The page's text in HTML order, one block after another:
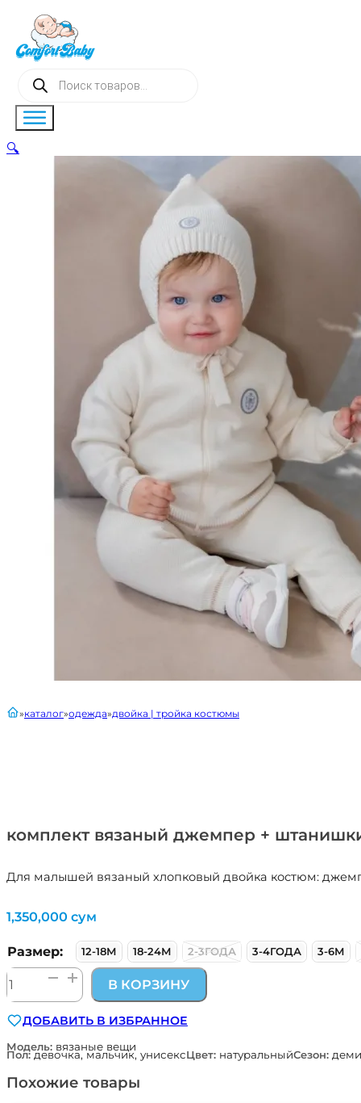
Поиск
товаров
комплект вязаный джемпер +
Для малышей вязаный хлопковый двойка костюм:
главнаякаталог одежда двойка | тройка костюмы
1,350,000 сум
Размер: 12-18М 18-24М 2-3ГОДА 3-4ГОДА 3-6М
Количество
товара
вязаный
джемпер
+
Наследникъ
В КОРЗИНУ
ДОБАВИТЬ В ИЗБРАННОЕ
Модель: вязаные вещи
Пол:девочка, мальчик, унисексЦвет: натуральныйСезон:
🔍
Похожие товары